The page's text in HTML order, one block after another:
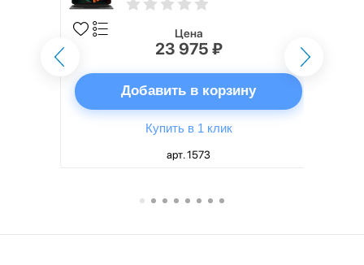
Цена
23 975 ₽
Добавить в корзину
Купить в 1 клик
арт. 1573